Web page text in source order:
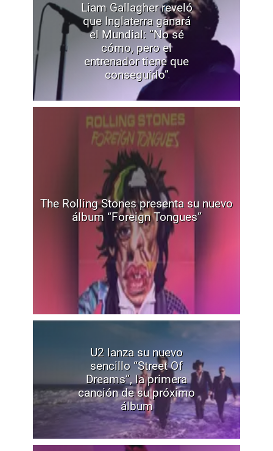
Liam Gallagher reveló
que Inglaterra ganará
el Mundial: “No sé
cómo, pero el
entrenador tiene que
conseguirlo”
The Rolling Stones presenta su nuevo
álbum “Foreign Tongues”
U2 lanza su nuevo
sencillo “Street Of
Dreams”, la primera
canción de su próximo
álbum